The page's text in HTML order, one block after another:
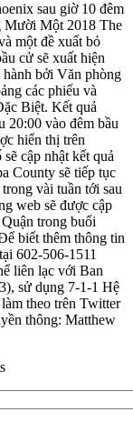
sau giờ 10 đêm
Mười Một 2018 The
một đề xuất bỏ
cử sẽ xuất hiện
bởi Văn phòng
các phiếu và
Biệt. Kết quả
20:00 vào đêm bầu
hiển thị trên
cập nhật kết quả
County sẽ tiếp tục
vài tuần tới sau
web sẽ được cập
trong buổi
biết thêm thông tin
602-506-1511
liên lạc với Ban
sử dụng 7-1-1 Hệ
theo trên Twitter
thông: Matthew